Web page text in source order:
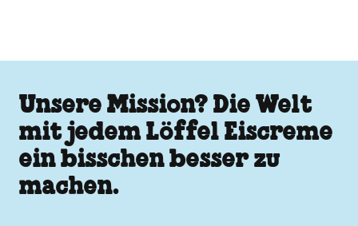
Unsere Mission? Die Welt
mit jedem Löffel Eiscreme
ein bisschen besser zu
machen.